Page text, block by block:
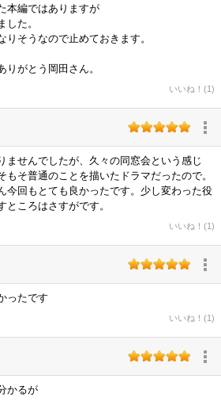
本編ではありますが
た。
そうなので止めておきます。
りがとう岡田さん。
いいね！(1)
ませんでしたが、久々の同窓会という感じ
そ普通のことを描いたドラマだったので。
今回もとても良かったです。少し変わった役
ところはさすがです。
いいね！(1)
ったです
いいね！(1)
かるが